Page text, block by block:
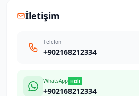
İletişim
Telefon
+902168212334
WhatsApp Hızlı
+902168212334